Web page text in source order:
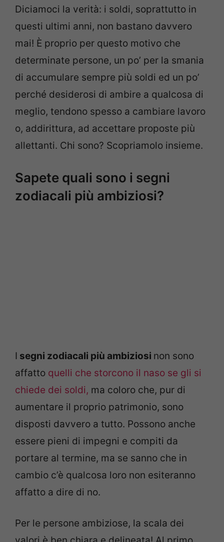
Diciamoci la verità: i soldi, soprattutto in
questi ultimi anni, non bastano davvero
mai! È proprio per questo motivo che
determinate persone, un po’ per la smania
di accumulare sempre più soldi ed un po’
perché desiderosi di ambire a qualcosa di
meglio, tendono spesso a cambiare lavoro
o, addirittura, ad accettare proposte più
allettanti. Chi sono? Scopriamolo insieme.
Sapete quali sono i segni
zodiacali più ambiziosi?
I segni zodiacali più ambiziosi non sono
affatto quelli che storcono il naso se gli si
chiede dei soldi, ma coloro che, pur di
aumentare il proprio patrimonio, sono
disposti davvero a tutto. Possono anche
essere pieni di impegni e compiti da
portare al termine, ma se sanno che in
cambio c’è qualcosa loro non esiteranno
affatto a dire di no.
Per le persone ambiziose, la scala dei